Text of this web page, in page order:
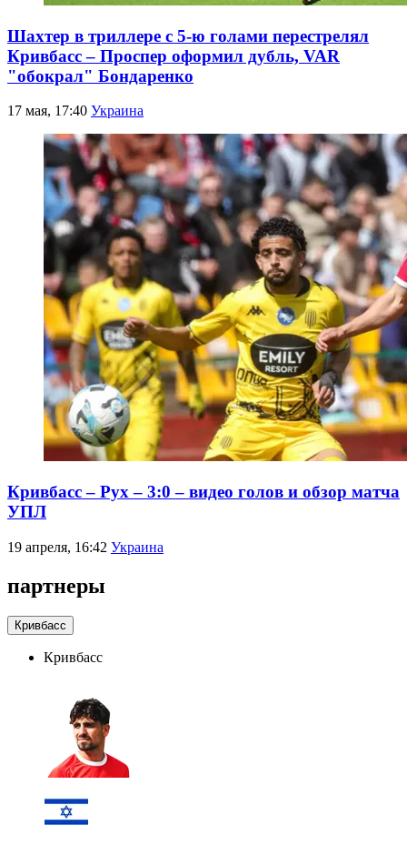
Шахтер в триллере с 5-ю голами перестрелял
Кривбасс – Проспер оформил дубль, VAR
"обокрал" Бондаренко
17 мая, 17:40 Украина
Кривбасс – Рух – 3:0 – видео голов и обзор матча
УПЛ
19 апреля, 16:42 Украина
партнеры
Кривбасс
Кривбасс